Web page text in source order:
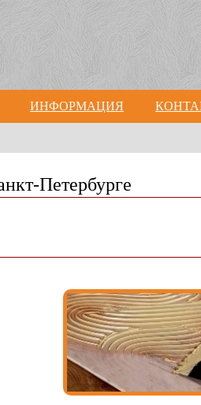
ИНФОРМАЦИЯ
Петербурге